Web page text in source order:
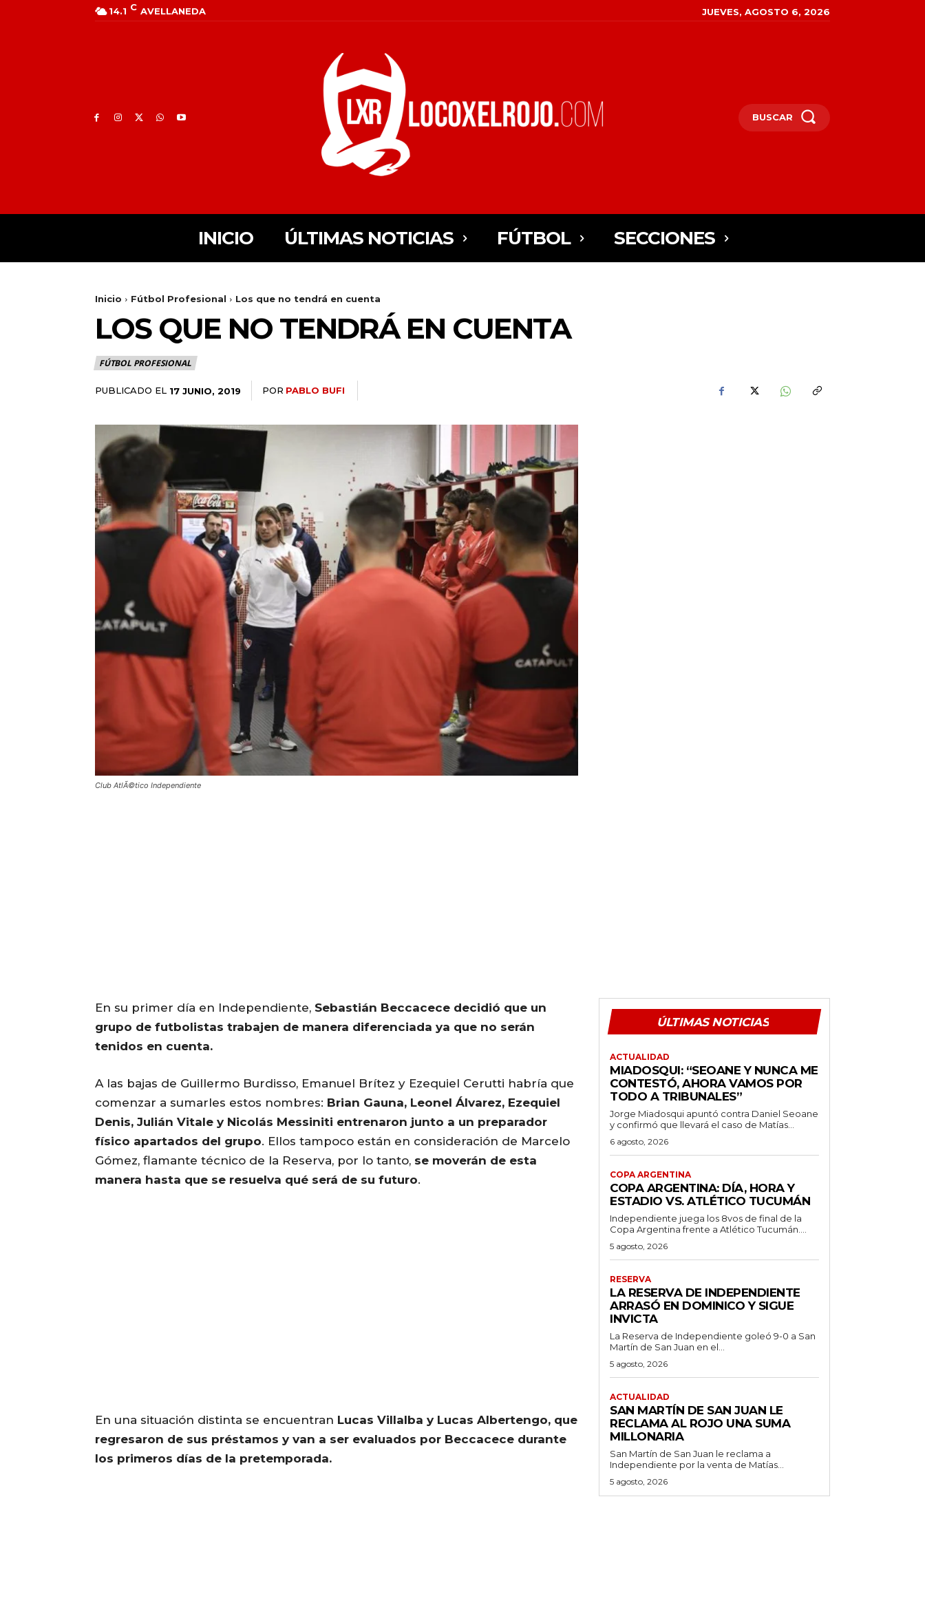
14.1 C AVELLANEDA JUEVES, AGOSTO 6, 2026
BUSCAR
INICIO ÚLTIMAS NOTICIAS FÚTBOL SECCIONES
Inicio Fútbol Profesional Los que no tendrá en cuenta
LOS QUE NO TENDRÁ EN CUENTA
FÚTBOL PROFESIONAL
PUBLICADO EL 17 JUNIO, 2019 POR PABLO BUFI
Club AtlÃ©tico Independiente
En su primer día en Independiente, Sebastián Beccacece decidió que un
grupo de futbolistas trabajen de manera diferenciada ya que no serán
tenidos en cuenta.
A las bajas de Guillermo Burdisso, Emanuel Brítez y Ezequiel Cerutti habría que
comenzar a sumarles estos nombres: Brian Gauna, Leonel Álvarez, Ezequiel
Denis, Julián Vitale y Nicolás Messiniti entrenaron junto a un preparador
físico apartados del grupo. Ellos tampoco están en consideración de Marcelo
Gómez, flamante técnico de la Reserva, por lo tanto, se moverán de esta
manera hasta que se resuelva qué será de su futuro.
En una situación distinta se encuentran Lucas Villalba y Lucas Albertengo, que
regresaron de sus préstamos y van a ser evaluados por Beccacece durante
los primeros días de la pretemporada.
ÚLTIMAS NOTICIAS
ACTUALIDAD
MIADOSQUI: “SEOANE Y NUNCA ME
CONTESTÓ, AHORA VAMOS POR
TODO A TRIBUNALES”
Jorge Miadosqui apuntó contra Daniel Seoane
y confirmó que llevará el caso de Matías...
6 agosto, 2026
COPA ARGENTINA
COPA ARGENTINA: DÍA, HORA Y
ESTADIO VS. ATLÉTICO TUCUMÁN
Independiente juega los 8vos de final de la
Copa Argentina frente a Atlético Tucumán....
5 agosto, 2026
RESERVA
LA RESERVA DE INDEPENDIENTE
ARRASÓ EN DOMINICO Y SIGUE
INVICTA
La Reserva de Independiente goleó 9-0 a San
Martín de San Juan en el...
5 agosto, 2026
ACTUALIDAD
SAN MARTÍN DE SAN JUAN LE
RECLAMA AL ROJO UNA SUMA
MILLONARIA
San Martín de San Juan le reclama a
Independiente por la venta de Matías...
5 agosto, 2026